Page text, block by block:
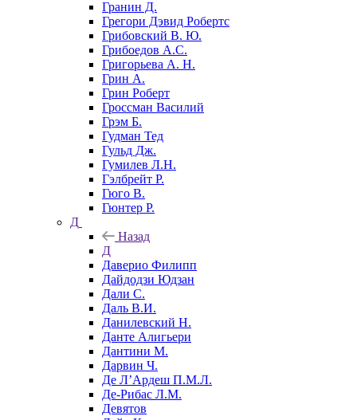
Гранин Д.
Грегори Дэвид Робертс
Грибовский В. Ю.
Грибоедов А.С.
Григорьева А. Н.
Грин А.
Грин Роберт
Гроссман Василий
Грэм Б.
Гудман Тед
Гульд Дж.
Гумилев Л.Н.
Гэлбрейт Р.
Гюго В.
Гюнтер Р.
Д
Назад
Д
Даверио Филипп
Дайдодзи Юдзан
Дали С.
Даль В.И.
Данилевский Н.
Данте Алигьери
Дантини М.
Дарвин Ч.
Де Л’Ардеш П.М.Л.
Де-Рибас Л.М.
Девятов